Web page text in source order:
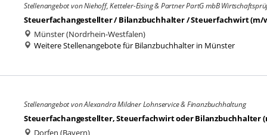
Stellenangebot von Niehoff, Ketteler-Eising & Partner PartG mbB
Steuerfachangestellter / Bilanzbuchhalter / Steuerfachwirt (m/
Münster (Nordrhein-Westfalen)
Weitere Stellenangebote für Bilanzbuchhalter in Münster
Stellenangebot von Alexandra Mildner Lohnservice & Finanzbuchhaltung
Steuerfachangestellter, Steuerfachwirt oder Bilanzbuchhalter
Dorfen (Bayern)